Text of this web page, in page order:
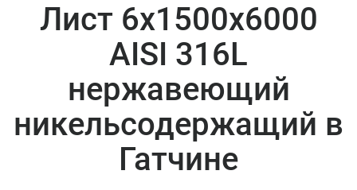
Лист 6x1500x6000
AISI 316L
нержавеющий
никельсодержащий в
Гатчине